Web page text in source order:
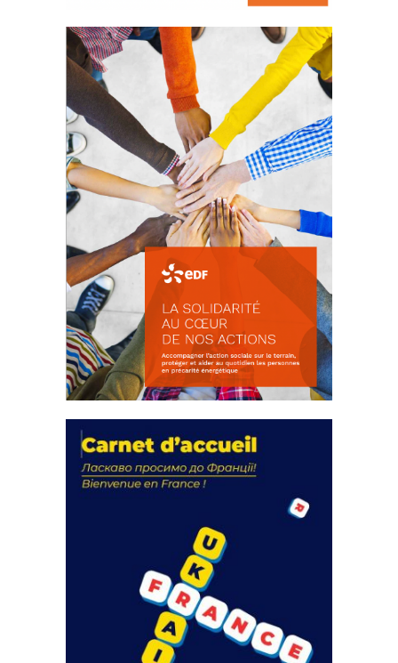
La prévention des conflits
d’intérêts
18 septembre 2023
105333 Total 0 Votes 0 0 Aidez-nous à
améliorer...
FEUILLETER
actions
18 septembre 2023
105318 Total 0 Votes 0 0 Aidez-nous à